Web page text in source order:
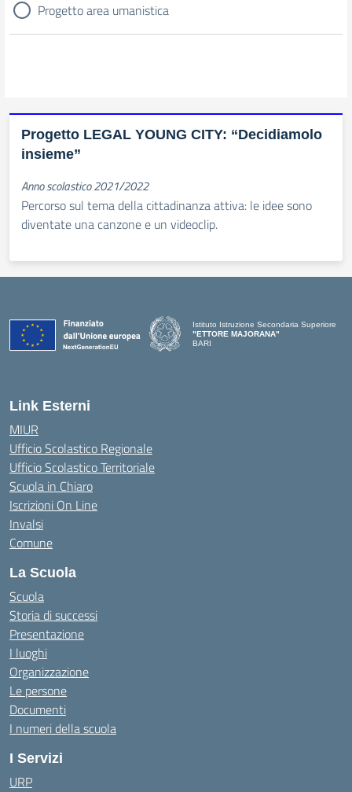
Progetto area umanistica
Progetto LEGAL YOUNG CITY: “Decidiamolo
insieme”
Anno scolastico 2021/2022
Percorso sul tema della cittadinanza attiva: le idee sono
diventate una canzone e un videoclip.
Istituto Istruzione Secondaria Superiore
"ETTORE MAJORANA"
BARI
Link Esterni
MIUR
Ufficio Scolastico Regionale
Ufficio Scolastico Territoriale
Scuola in Chiaro
Iscrizioni On Line
Invalsi
Comune
La Scuola
Scuola
Storia di successi
Presentazione
I luoghi
Organizzazione
Le persone
Documenti
I numeri della scuola
I Servizi
URP